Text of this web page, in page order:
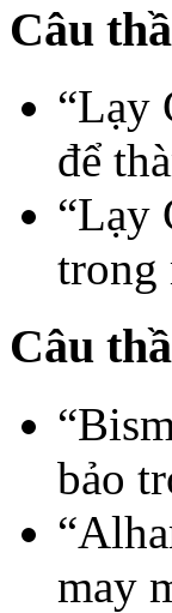
Câu
“Lạy
để
“Lạy
trong
Câu
bảo
may